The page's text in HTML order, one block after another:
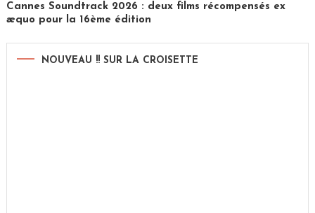
Cannes Soundtrack 2026 : deux films récompensés ex
æquo pour la 16ème édition
NOUVEAU !! SUR LA CROISETTE